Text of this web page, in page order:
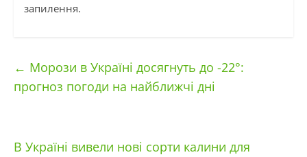
запилення.
← Морози в Україні досягнуть до -22°:
прогноз погоди на найближчі дні
В Україні вивели нові сорти калини для